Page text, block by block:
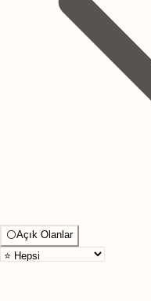
⚪Açık Olanlar